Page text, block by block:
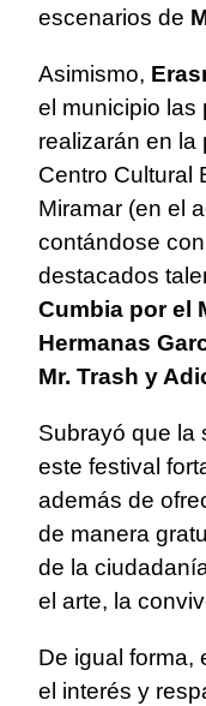
escenarios de
Asimismo,
el municipio las
realizarán en la
Centro Cultural
Miramar (en el
contándose
destacados
Cumbia por el
Hermanas
Mr. Trash y
Subrayó que la
este festival
además de
de manera
de la
el arte, la
De igual forma,
el interés y